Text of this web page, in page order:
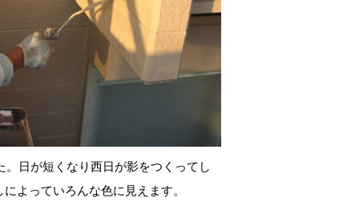
日が短くなり西日が影をつくってし
よっていろんな色に見えます。